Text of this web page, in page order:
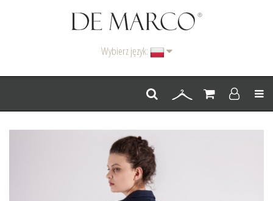
Wybierz język:
Menu